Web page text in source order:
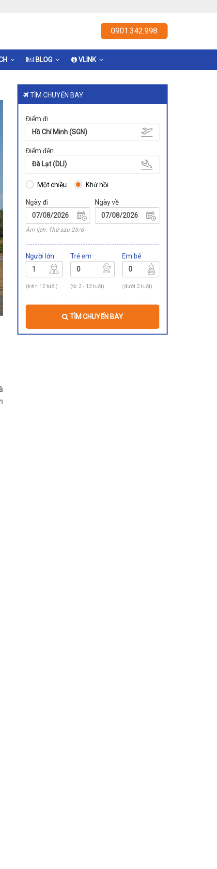
0901.342.998
BLOG VLINK
TÌM CHUYẾN BAY
Điểm đi
Hồ Chí Minh (SGN)
Điểm đến
Đà Lạt (DLI)
Một chiều Khứ hồi
Ngày đi
Âm lịch: Thứ sáu 25/6
Ngày về
Người lớn
(trên 12 tuổi)
Trẻ em
(từ 2 - 12 tuổi)
Em bé
(dưới 2 tuổi)
TÌM CHUYẾN BAY